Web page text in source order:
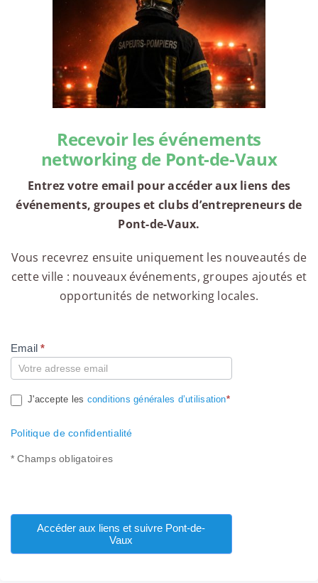
Recevoir les événements
networking de Pont-de-Vaux
Entrez votre email pour accéder aux liens des
événements, groupes et clubs d’entrepreneurs de
Pont-de-Vaux.
Vous recevrez ensuite uniquement les nouveautés de
cette ville : nouveaux événements, groupes ajoutés et
opportunités de networking locales.
Compte
Email*
J'accepte les conditions générales d’utilisation*
Politique de confidentialité
* Champs obligatoires
Accéder aux liens et suivre Pont-de-
Vaux